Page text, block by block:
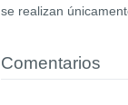
se realizan
Comentarios